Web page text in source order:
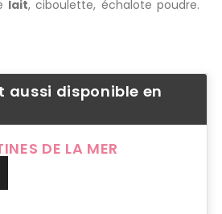
lait, ciboulette, échalote poudre.
aussi disponible en
DE LA MER